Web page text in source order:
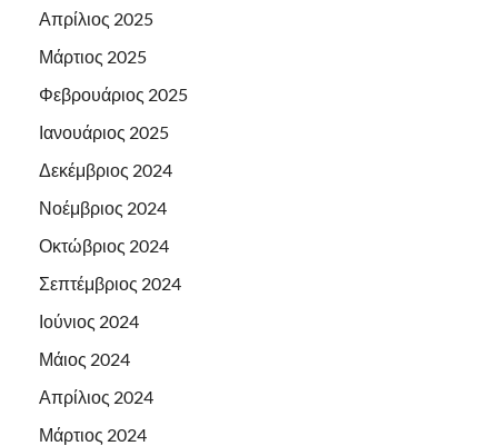
Απρίλιος 2025
Μάρτιος 2025
Φεβρουάριος 2025
Ιανουάριος 2025
Δεκέμβριος 2024
Νοέμβριος 2024
Οκτώβριος 2024
Σεπτέμβριος 2024
Ιούνιος 2024
Μάιος 2024
Απρίλιος 2024
Μάρτιος 2024